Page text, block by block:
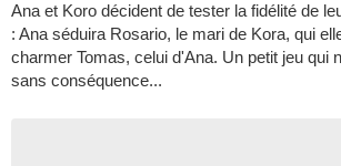
Ana et Koro décident de tester la fidélité de
: Ana séduira Rosario, le mari de Kora, qui
charmer Tomas, celui d'Ana. Un petit jeu qui
sans conséquence...